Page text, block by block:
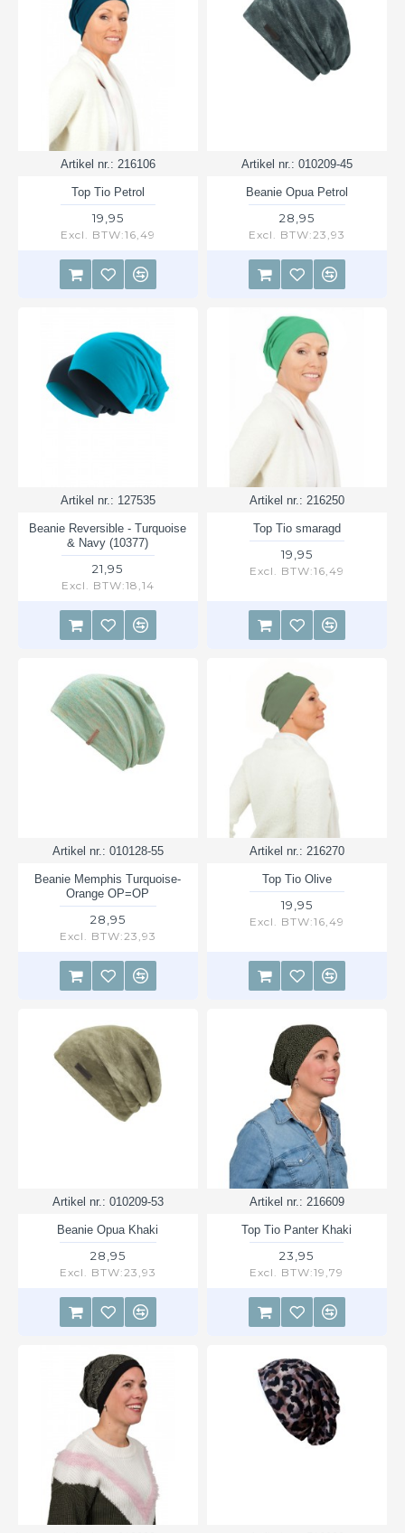
Artikel nr.: 216106
Top Tio Petrol
19,95
Excl. BTW:16,49
Artikel nr.: 010209-45
Beanie Opua Petrol
28,95
Excl. BTW:23,93
Artikel nr.: 127535
Beanie Reversible - Turquoise
& Navy (10377)
21,95
Excl. BTW:18,14
Artikel nr.: 216250
Top Tio smaragd
19,95
Excl. BTW:16,49
Artikel nr.: 010128-55
Beanie Memphis Turquoise-
Orange OP=OP
28,95
Excl. BTW:23,93
Artikel nr.: 216270
Top Tio Olive
19,95
Excl. BTW:16,49
Artikel nr.: 010209-53
Beanie Opua Khaki
28,95
Excl. BTW:23,93
Artikel nr.: 216609
Top Tio Panter Khaki
23,95
Excl. BTW:19,79